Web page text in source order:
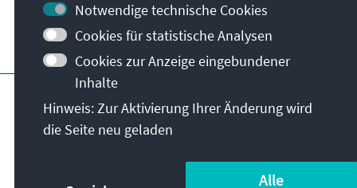
Besuchen Sie auch
Impressum
Nutzungsbedingungen
Erklärung zur Barrierefreiheit
© Konrad-Adenauer-Stiftung e.V. 2026
Notwendige technische Cookies
Cookies für statistische Analysen
Cookies zur Anzeige eingebundener
Inhalte
Hinweis: Zur Aktivierung Ihrer Änderung wird
die Seite neu geladen
Alle